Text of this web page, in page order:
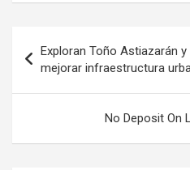
de
entradas
Exploran Toño Astiazarán
mejorar infraestructura
No Deposit On